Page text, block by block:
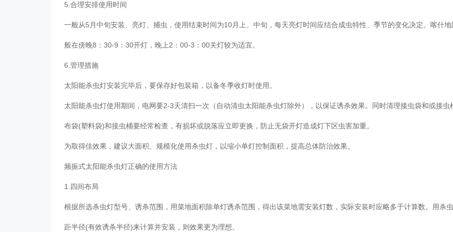
5.合理安排使用时间
一般从5月中旬安装、亮灯、捕虫，使用结束时间为10月上、中旬，每天亮灯时间应结合成虫特性、季节的变化决定。喀什地
般在傍晚8：30-9：30开灯，晚上2：00-3：00关灯较为适宜。
6.管理措施
太阳能杀虫灯安装完毕后，要保存好包装箱，以备冬季收灯时使用。
太阳能杀虫灯使用期间，电网要2-3天清扫一次（自动清虫太阳能杀虫灯除外），以保证诱杀效果。同时清理接虫袋和或接虫
布袋(塑料袋)和接虫桶要经常检查，有损坏或脱落应立即更换，防止无袋开灯造成灯下区虫害加重。
为取得佳效果，建议大面积、规模化使用杀虫灯，以缩小单灯控制面积，提高总体防治效果。
频振式太阳能杀虫灯正确的使用方法
1.四间布局
根据所选杀虫灯型号、诱杀范围，用菜地面积除单灯诱杀范围，得出该菜地需安装灯数，实际安装时应略多于计算数。用杀
距半径(有效诱杀半径)来计算并安装，则效果更为理想。